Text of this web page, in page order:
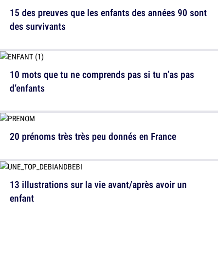
10 mots que tu ne comprends pas si tu n’as pas
d’enfants
13 illustrations sur la vie avant/après avoir un
enfant
15 des preuves que les enfants des années 90 sont
des survivants
20 prénoms très très peu donnés en France